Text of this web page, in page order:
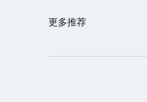
更多推荐